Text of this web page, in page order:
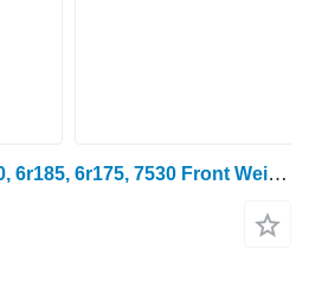
John Deere 6145r, 6320, 6r185, 6r175, 7530 Front Weight Carrier 60 Kg Al176